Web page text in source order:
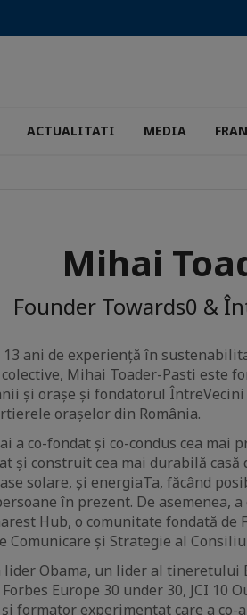
ACTUALITATI MEDIA
Mihai
Founder Towards0 &
13 ani de experiență în
Mihai Toader-Pasti este
și orașe și fondatorul
orașelor din România.
a co-fondat și co-condus cea mai
și construit cea mai durabilă
solare, și energiaTa, făcând
în prezent. De asemenea,
Hub, o comunitate fondată
Comunicare și Strategie al
Obama, un lider al tineretului
Europe 30 under 30, JCI 10
formator experimentat care a co-